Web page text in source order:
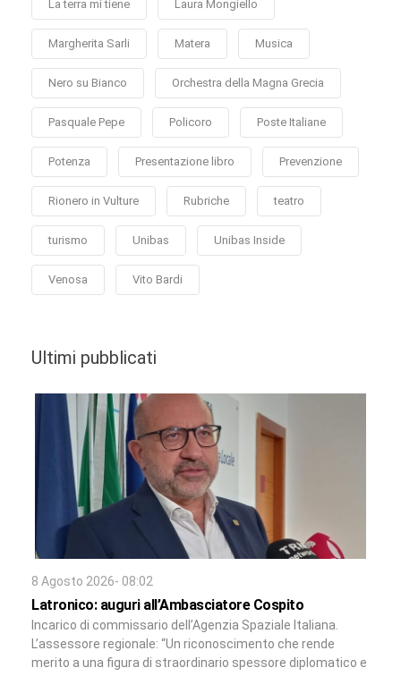
La terra mi tiene Laura Mongiello
Margherita Sarli Matera Musica
Nero su Bianco Orchestra della Magna Grecia
Pasquale Pepe Policoro Poste Italiane
Potenza Presentazione libro Prevenzione
Rionero in Vulture Rubriche teatro
turismo Unibas Unibas Inside
Venosa Vito Bardi
Ultimi pubblicati
8 Agosto 2026- 08:02
Latronico: auguri all’Ambasciatore Cospito
Incarico di commissario dell’Agenzia Spaziale Italiana.
L’assessore regionale: “Un riconoscimento che rende
merito a una figura di straordinario spessore diplomatico e